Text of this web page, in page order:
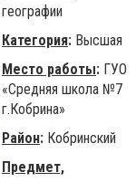
географии
Категория: Высшая
Место работы: ГУО
«Средняя школа №7
г.Кобрина»
Район: Кобринский
Предмет,